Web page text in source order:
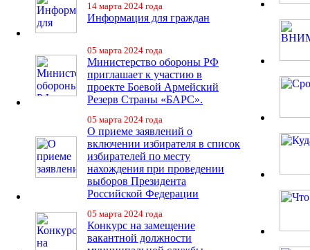
14 марта 2024 года
Информация для граждан
05 марта 2024 года
Министерство обороны РФ
приглашает к участию в
проекте Боевой Армейский
Резерв Страны «БАРС».
05 марта 2024 года
О приеме заявлений о
включении избирателя в список
избирателей по месту
нахождения при проведении
выборов Президента
Российской Федерации
05 марта 2024 года
Конкурс на замещение
вакантной должности